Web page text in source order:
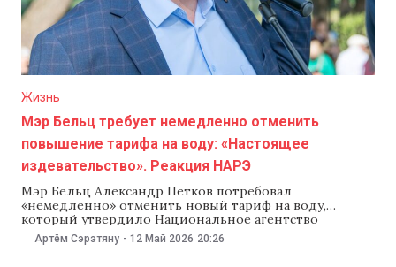
Жизнь
Мэр Бельц требует немедленно отменить
повышение тарифа на воду: «Настоящее
издевательство». Реакция НАРЭ
Мэр Бельц Александр Петков потребовал
«немедленно» отменить новый тариф на воду,
который утвердило Национальное агентство
регулирования в энергетике (НАРЭ). Мэр также
призвал прокуратуру проверить деятельность
Артём Сэрэтяну - 12 Май 2026 20:26